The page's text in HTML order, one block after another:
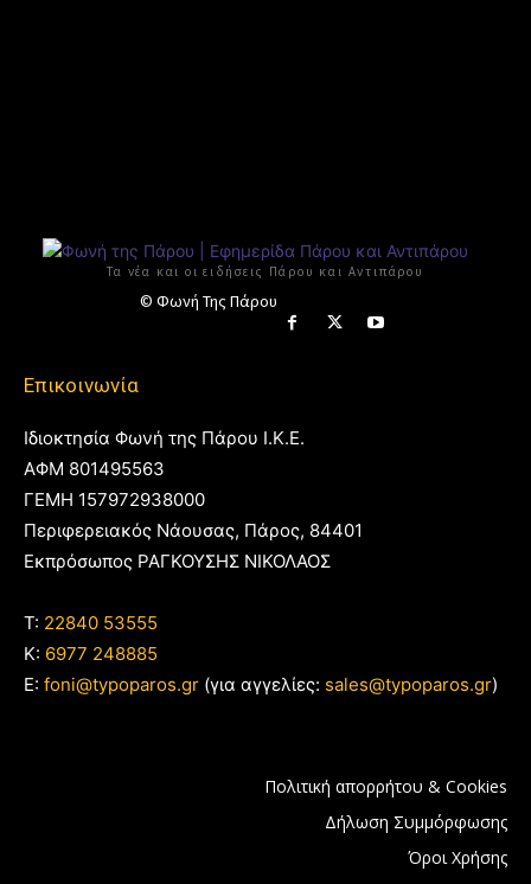
Τα νέα και οι ειδήσεις Πάρου και Αντιπάρου
© Φωνή Της Πάρου
Επικοινωνία
Ιδιοκτησία Φωνή της Πάρου Ι.Κ.Ε.
ΑΦΜ 801495563
ΓΕΜΗ 157972938000
Περιφερειακός Νάουσας, Πάρος, 84401
Εκπρόσωπος ΡΑΓΚΟΥΣΗΣ ΝΙΚΟΛΑΟΣ
T: 22840 53555
Κ: 6977 248885
E: foni@typoparos.gr (για αγγελίες: sales@typoparos.gr)
Πολιτική απορρήτου & Cookies
Δήλωση Συμμόρφωσης
Όροι Χρήσης